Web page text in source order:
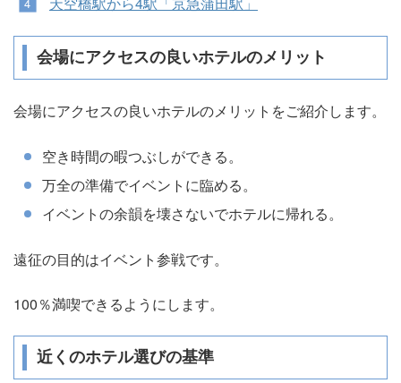
会場にアクセスの良いホテルのメリット
会場にアクセスの良いホテルのメリットをご紹介します。
空き時間の暇つぶしができる。
万全の準備でイベントに臨める。
イベントの余韻を壊さないでホテルに帰れる。
遠征の目的はイベント参戦です。
100％満喫できるようにします。
近くのホテル選びの基準